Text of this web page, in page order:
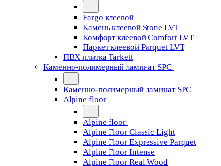
Fargo клеевой
Камень клеевой Stone LVT
Комфорт клеевой Comfort LVT
Паркет клеевой Parquet LVT
ПВХ плитка Tarkett
Каменно-полимерный ламинат SPC
Каменно-полимерный ламинат SPC
Alpine floor
Alpine floor
Alpine Floor Classic Light
Alpine Floor Expressive Parquet
Alpine Floor Intense
Alpine Floor Real Wood